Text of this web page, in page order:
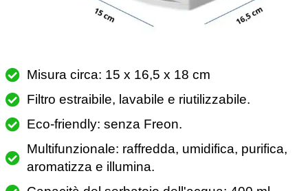
Misura circa: 15 x 16,5 x 18 cm
Filtro estraibile, lavabile e riutilizzabile.
Eco-friendly: senza Freon.
Multifunzionale: raffredda, umidifica, purifica,
aromatizza e illumina.